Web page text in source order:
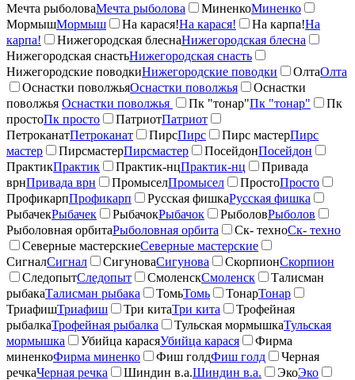
Мечта рыболоваМечта рыболова МиненкоМиненко
МормышМормыш На карася!На карася! На карпа!На
карпа!
Нижегородская блеснаНижегородская блесна
Нижегородская снастьНижегородская снасть
Нижегородские поводкиНижегородские поводки ОлтаОлта
Оснастки поволжьяОснастки поволжья
Оснастки
поволжья Оснастки поволжья Пк "тонар"Пк "тонар"
Пк
простоПк просто ПатриотПатриот
ПетроканатПетроканат ПирсПирс Пирс мастерПирс
мастер
ПирсмастерПирсмастер ПосейдонПосейдон
ПрактикПрактик Практик-нцПрактик-нц
Привада
врнПривада врн ПромыселПромысел ПростоПросто
ПрофикарпПрофикарп Русская фишкаРусская фишка
РыбачекРыбачек РыбачокРыбачок РыболовРыболов
Рыболовная орбитаРыболовная орбита Ск- техноСк- техно
Северные мастерскиеСеверные мастерские
СигналСигнал СигуноваСигунова СкорпионСкорпион
СледопытСледопыт СмоленскСмоленск
Талисман
рыбакаТалисман рыбака ТомьТомь ТонарТонар
ТриафишТриафиш Три китаТри кита
Трофейная
рыбалкаТрофейная рыбалка Тульская мормышкаТульская
мормышка
Убийца карасяУбийца карася
Фирма
миненкоФирма миненко Фиш голдФиш голд
Черная
речкаЧерная речка Шиндин в.а.Шиндин в.а. ЭкоЭко